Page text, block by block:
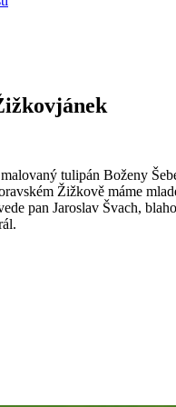
tulipán Boženy
Žižkově máme
pan Jaroslav Švach,